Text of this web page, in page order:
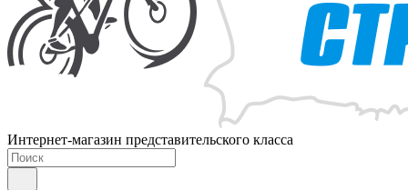
Интернет-магазин представительского класса